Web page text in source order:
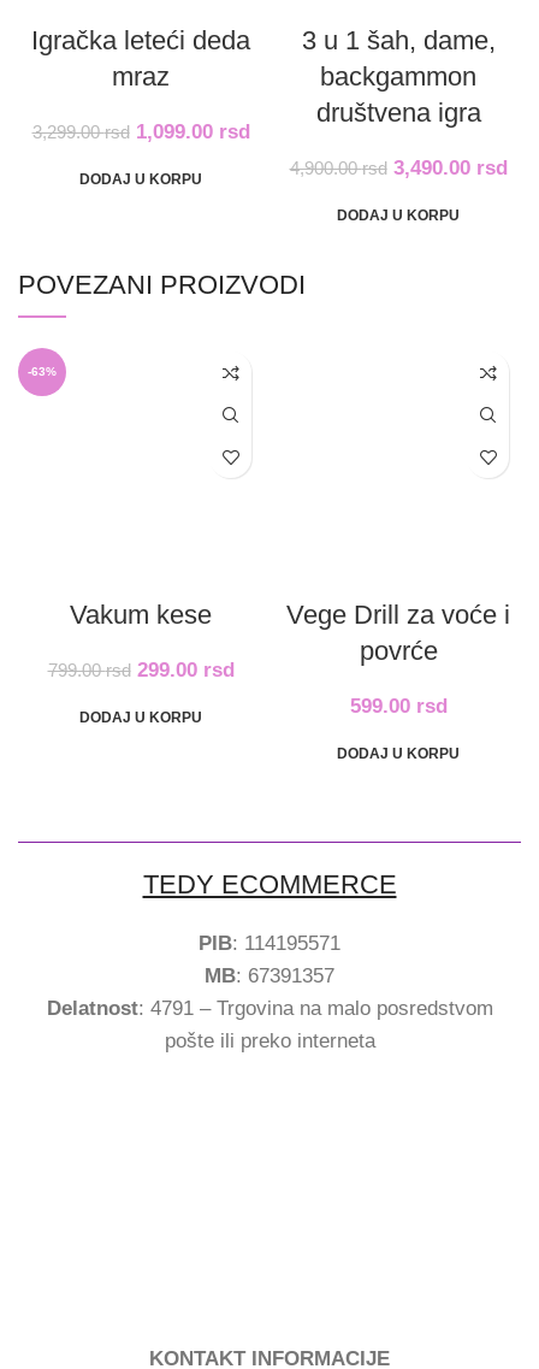
Igračka leteći deda
mraz
3,299.00rsd 1,099.00 rsd
DODAJ U KORPU
3 u 1 šah, dame,
backgammon
društvena igra
4,900.00rsd 3,490.00 rsd
DODAJ U KORPU
POVEZANI PROIZVODI
-63%
Vakum kese
799.00rsd 299.00 rsd
DODAJ U KORPU
Vege Drill za voće i
povrće
599.00 rsd
DODAJ U KORPU
TEDY ECOMMERCE
PIB: 114195571
MB: 67391357
Delatnost: 4791 – Trgovina na malo posredstvom
pošte ili preko interneta
KONTAKT INFORMACIJE